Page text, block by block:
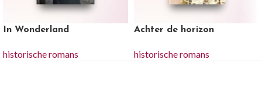
In Wonderland
historische romans
Achter de horizon
historische romans